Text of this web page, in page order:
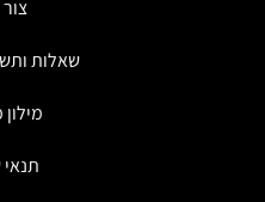
שאלות